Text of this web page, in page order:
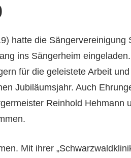
hatte die Sängervereinigung
ins Sängerheim
für die geleistete Arbeit
Jubiläumsjahr. Auch
Reinhold Hehmann
Mit ihrer